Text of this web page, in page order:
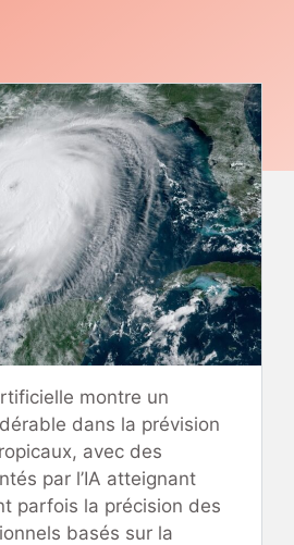
montre un
dans la prévision
avec des
par l’IA atteignant
parfois la précision des
basés sur la